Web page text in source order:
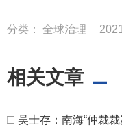
分类： 全球治理 2021
相关文章
□ 吴士存：南海“仲裁